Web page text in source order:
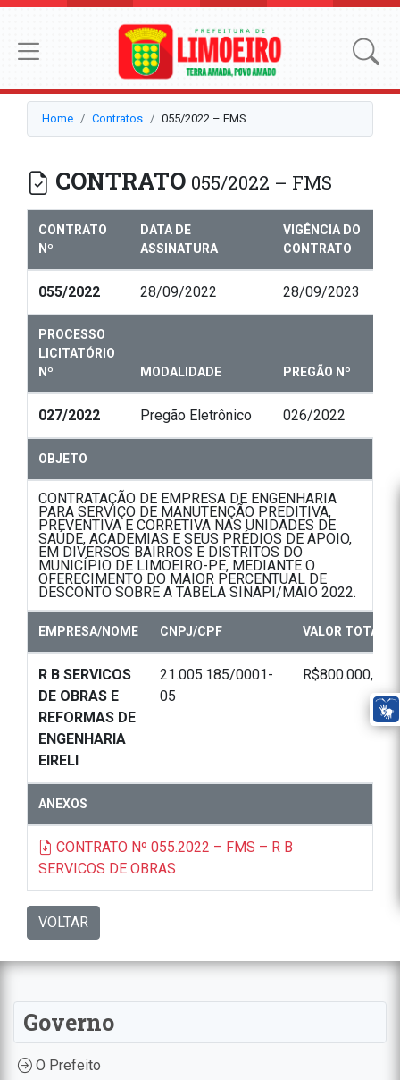
Home Contratos 055/2022 – FMS
CONTRATO 055/2022 – FMS
CONTRATO
Nº
DATA DE
ASSINATURA
VIGÊNCIA DO
CONTRATO
055/2022 28/09/2022 28/09/2023
PROCESSO
LICITATÓRIO
Nº
MODALIDADE PREGÃO Nº
027/2022 Pregão Eletrônico 026/2022
OBJETO
CONTRATAÇÃO DE EMPRESA DE ENGENHARIA
PARA SERVIÇO DE MANUTENÇÃO PREDITIVA,
PREVENTIVA E CORRETIVA NAS UNIDADES DE
SAÚDE, ACADEMIAS E SEUS PRÉDIOS DE APOIO,
EM DIVERSOS BAIRROS E DISTRITOS DO
MUNICÍPIO DE LIMOEIRO-PE, MEDIANTE O
OFERECIMENTO DO MAIOR PERCENTUAL DE
DESCONTO SOBRE A TABELA SINAPI/MAIO 2022.
EMPRESA/NOME CNPJ/CPF VALOR TOTAL
R B SERVICOS
DE OBRAS E
REFORMAS DE
ENGENHARIA
EIRELI
21.005.185/0001-
05
R$800.000,00
ANEXOS
CONTRATO Nº 055.2022 – FMS – R B
SERVICOS DE OBRAS
VOLTAR
Governo
O Prefeito